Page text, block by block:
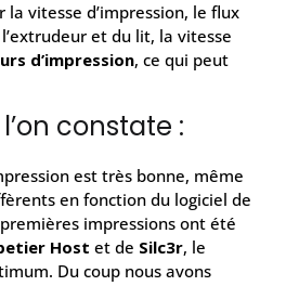
la vitesse d’impression, le flux
et du lit, la vitesse
d’impression, ce qui peut
constate :
est très bonne, même
en fonction du logiciel de
impressions ont été
Host et de Silc3r, le
Du coup nous avons